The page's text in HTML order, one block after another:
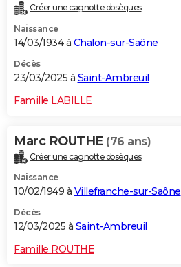
Créer une cagnotte obsèques
Naissance
14/03/1934 à Chalon-sur-Saône
Décès
23/03/2025 à Saint-Ambreuil
Famille LABILLE
Marc ROUTHE (76 ans)
Créer une cagnotte obsèques
Naissance
10/02/1949 à Villefranche-sur-Saône
Décès
12/03/2025 à Saint-Ambreuil
Famille ROUTHE